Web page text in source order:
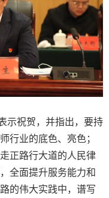
祝贺，并指出，要持
行业的底色、亮色；
正路行大道的人民律
全面提升服务能力和
的伟大实践中，谱写